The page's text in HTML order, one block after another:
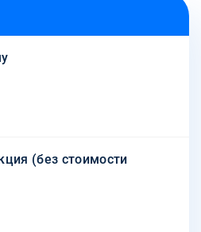
(без стоимости